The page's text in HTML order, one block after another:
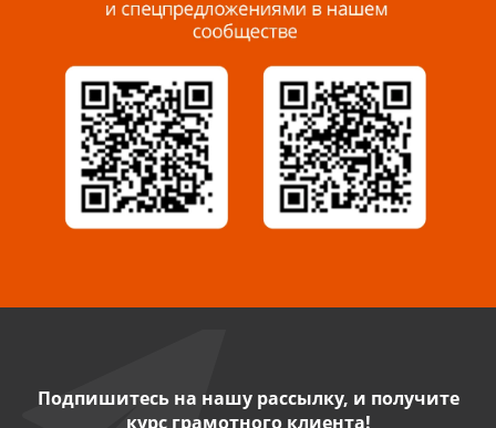
Миасс, ул. Романенко, 95
8 922 500 30 39
Сызрань, ул. Декабристов, 1А
8 927 009 54 63
Саратов, ул. Танкистов, 37 (БЦ «Дикомп»)
Подпишитесь на нашу рассылку, и получите
курс грамотного клиента!